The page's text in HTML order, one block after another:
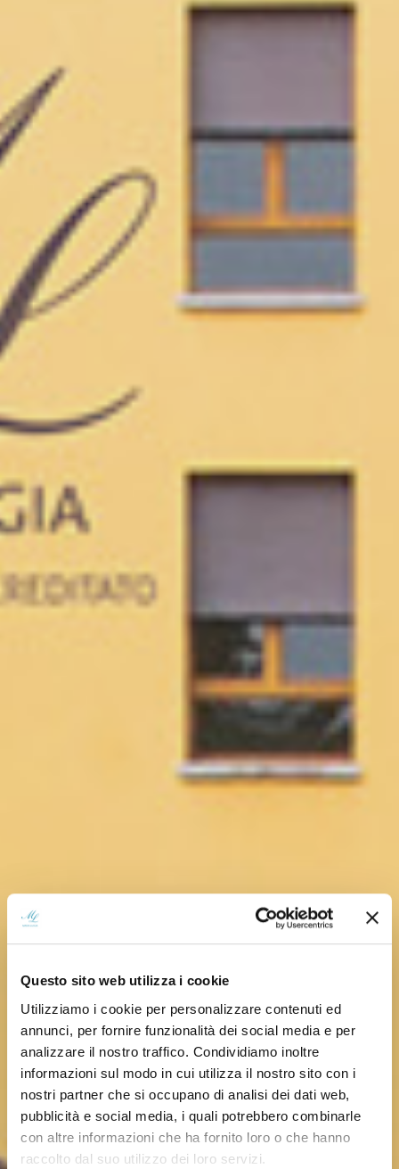
Questo sito web utilizza i cookie
Utilizziamo i cookie per personalizzare contenuti ed
annunci, per fornire funzionalità dei social media e per
analizzare il nostro traffico. Condividiamo inoltre
informazioni sul modo in cui utilizza il nostro sito con i
nostri partner che si occupano di analisi dei dati web,
pubblicità e social media, i quali potrebbero combinarle
con altre informazioni che ha fornito loro o che hanno
raccolto dal suo utilizzo dei loro servizi.